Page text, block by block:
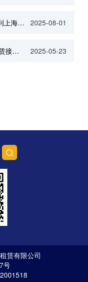
青岛市市委金融办副主任朱英桃一行到上海青投融资租赁有限公司调研 2025-08-01
AI 引擎驱动 “一体两翼”，青岛城乡租赁接入 DeepSeek 2025-05-23
赁有限公司
号